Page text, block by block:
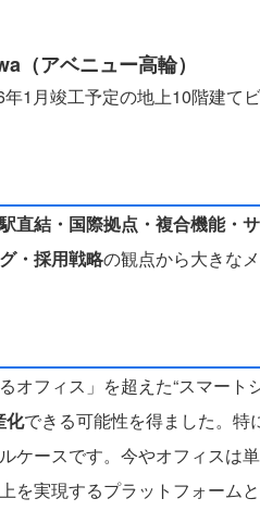
（アベニュー高輪）
年1月竣工予定の地上10階建
駅直結・国際拠点・複合機能・
・採用戦略の観点から大きな
オフィス」を超えた“スマー
化できる可能性を得ました。
ケースです。今やオフィスは
を実現するプラットフォーム